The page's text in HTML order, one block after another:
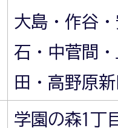
大島・作谷
石・中菅間
田・高野原
学園の森1丁